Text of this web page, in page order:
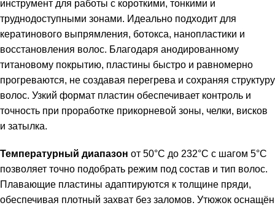
инструмент для работы с короткими, тонкими и
труднодоступными зонами. Идеально подходит для
кератинового выпрямления, ботокса, нанопластики и
восстановления волос. Благодаря анодированному
титановому покрытию, пластины быстро и равномерно
прогреваются, не создавая перегрева и сохраняя структуру
волос. Узкий формат пластин обеспечивает контроль и
точность при проработке прикорневой зоны, челки, висков
и затылка.
Температурный диапазон от 50°C до 232°C с шагом 5°C
позволяет точно подобрать режим под состав и тип волос.
Плавающие пластины адаптируются к толщине пряди,
обеспечивая плотный захват без заломов. Утюжок оснащён